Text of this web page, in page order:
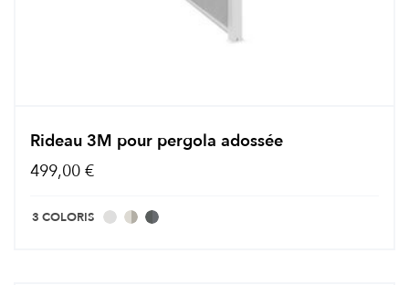
Rideau 3M pour pergola adossée
499,00 €
3 COLORIS